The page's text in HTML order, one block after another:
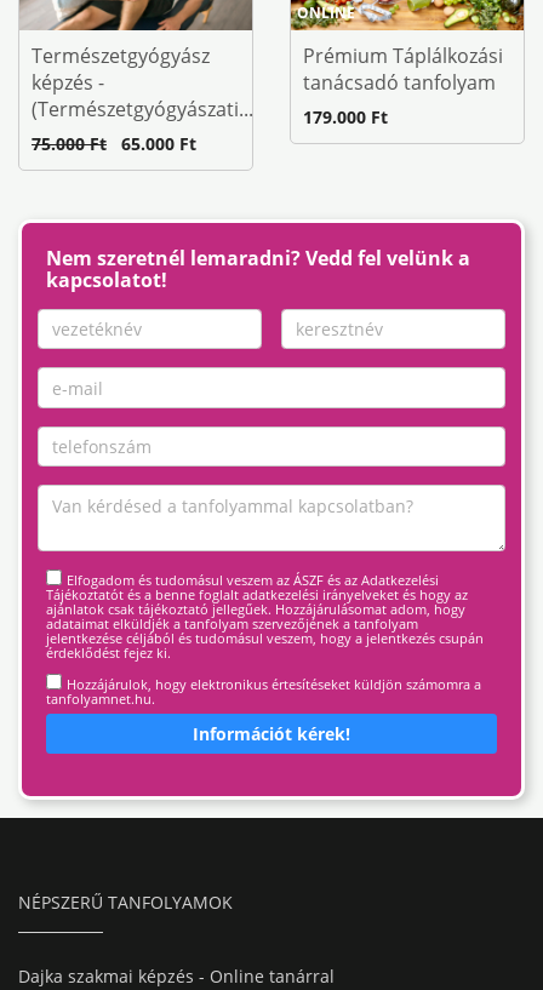
Természetgyógyász
képzés -
(Természetgyógyászati...
75.000 Ft 65.000 Ft
ONLINE
Prémium Táplálkozási
tanácsadó tanfolyam
179.000 Ft
Nem szeretnél lemaradni? Vedd fel velünk a
kapcsolatot!
Elfogadom és tudomásul veszem az ÁSZF és az Adatkezelési
Tájékoztatót és a benne foglalt adatkezelési irányelveket és hogy az
ajánlatok csak tájékoztató jellegűek. Hozzájárulásomat adom, hogy
adataimat elküldjék a tanfolyam szervezőjének a tanfolyam
jelentkezése céljából és tudomásul veszem, hogy a jelentkezés csupán
érdeklődést fejez ki.
Hozzájárulok, hogy elektronikus értesítéseket küldjön számomra a
tanfolyamnet.hu.
Információt kérek!
NÉPSZERŰ TANFOLYAMOK
Dajka szakmai képzés - Online tanárral